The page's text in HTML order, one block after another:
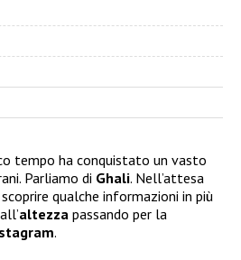
tempo ha conquistato un vasto
Parliamo di Ghali. Nell’attesa
qualche informazioni in più
all’altezza passando per la
.